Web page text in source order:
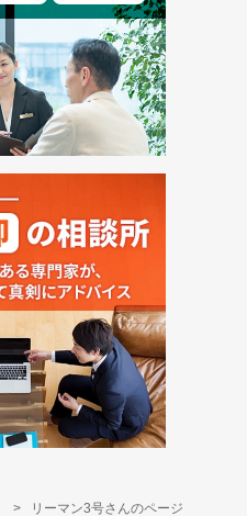
リーマン3号さんのページ